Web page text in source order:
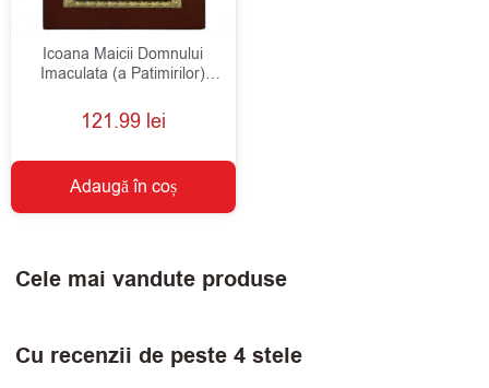
Icoana Maicii Domnului
Imaculata (a Patimirilor)
121.99 lei
Adaugă în coș
Cele mai vandute produse
Cu recenzii de peste 4 stele